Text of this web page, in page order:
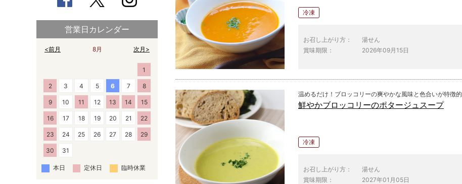
営業日カレンダー
8月
<前月 次月>
1
2 3 4 5 6 7 8
9 10 11 12 13 14 15
16 17 18 19 20 21 22
23 24 25 26 27 28 29
30 31
本日 定休日 臨時休業
冷凍
お召し上がり方：
湯せん
賞味期限：
2026年09月15日
温めるだけ！ブロッコリーの爽やかな風味と色合いが特徴的
鮮やかブロッコリーのポタージュスープ
冷凍
お召し上がり方：
湯せん
賞味期限：
2027年01月05日